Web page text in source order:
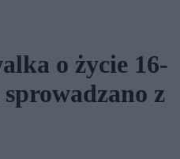
o życie 16-
z